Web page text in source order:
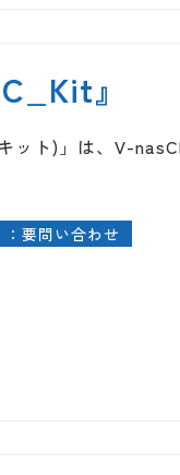
』
ット)」は、V-
要問い合わせ